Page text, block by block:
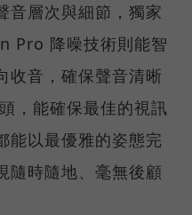
音層次與細節，獨家
Pro 降噪技術則能智
收音，確保聲音清晰
，能確保最佳的視訊
能以最優雅的姿態完
隨時隨地、毫無後顧